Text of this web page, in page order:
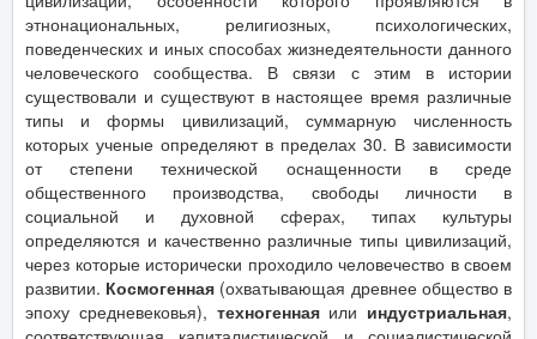
этнонациональных, религиозных, психологических,
поведенческих и иных способах жизнедеятельности данного
человеческого сообщества. В связи с этим в истории
существовали и существуют в настоящее время различные
типы и формы цивилизаций, суммарную численность
которых ученые определяют в пределах 30. В зависимости
от степени технической оснащенности в среде
общественного производства, свободы личности в
социальной и духовной сферах, типах культуры
определяются и качественно различные типы цивилизаций,
через которые исторически проходило человечество в своем
развитии. Космогенная (охватывающая древнее общество в
эпоху средневековья), техногеннаяили индустриальная,